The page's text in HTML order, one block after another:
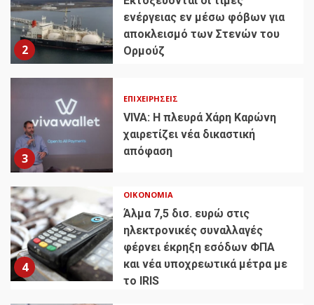
2
ενέργειας εν μέσω φόβων για
αποκλεισμό των Στενών του
Ορμούζ
3
ΕΠΙΧΕΙΡΉΣΕΙΣ
VIVA: Η πλευρά Χάρη Καρώνη
χαιρετίζει νέα δικαστική
απόφαση
4
ΟΙΚΟΝΟΜΊΑ
Άλμα 7,5 δισ. ευρώ στις
ηλεκτρονικές συναλλαγές
φέρνει έκρηξη εσόδων ΦΠΑ
και νέα υποχρεωτικά μέτρα με
το IRIS